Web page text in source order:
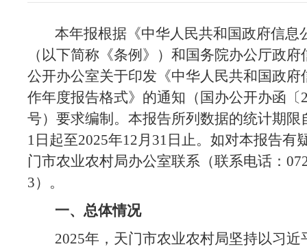
本年报根据《中华人民共和国政府信息
（以下简称《条例》）和 国务院办公厅政府
公开办公室关于印发《中华人民共和国政府
作年度报告格式》的通知 （国办公开办函〔
号）要求编制。 本报告所列数据的统计期限
1日起至2025年12月31日止。如对本报告有
门市农业农村局办公室联系（联系电话：
3）。
一、 总体情况
2025年，天门市农业农村局坚持以习近